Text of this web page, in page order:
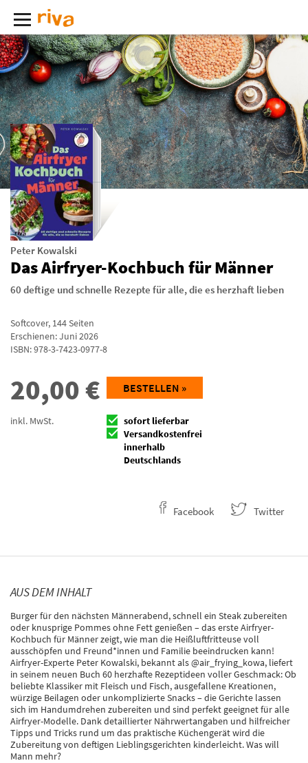
Peter Kowalski
Das Airfryer-Kochbuch für Männer
60 deftige und schnelle Rezepte für alle, die es herzhaft lieben
Softcover, 144Seiten
Erschienen: Juni 2026
ISBN:978-3-7423-0977-8
20,00€
inkl. MwSt.
BESTELLEN »
sofort lieferbar
Versandkostenfrei
innerhalb
Deutschlands
Facebook Twitter
AUS DEM INHALT
Burger für den nächsten Männerabend, schnell ein Steak zubereiten
oder knusprige Pommes ohne Fett genießen – das erste Airfryer-
Kochbuch für Männer zeigt, wie man die Heißluftfritteuse voll
ausschöpfen und Freund*innen und Familie beeindrucken kann!
Airfryer-Experte Peter Kowalski, bekannt als @air_frying_kowa, liefert
in seinem neuen Buch 60 herzhafte Rezeptideen voller Geschmack: Ob
beliebte Klassiker mit Fleisch und Fisch, ausgefallene Kreationen,
würzige Beilagen oder unkomplizierte Snacks – die Gerichte lassen
sich im Handumdrehen zubereiten und sind perfekt geeignet für alle
Airfryer-Modelle. Dank detaillierter Nährwertangaben und hilfreicher
Tipps und Tricks rund um das praktische Küchengerät wird die
Zubereitung von deftigen Lieblingsgerichten kinderleicht. Was will
Mann mehr?